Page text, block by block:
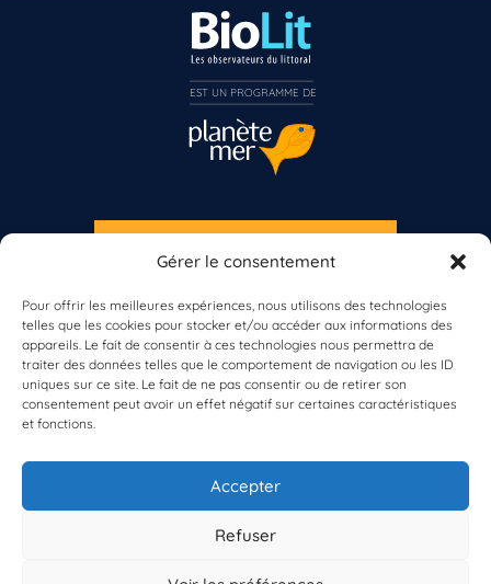
Gérer le consentement
Pour offrir les meilleures expériences, nous utilisons des technologies
telles que les cookies pour stocker et/ou accéder aux informations des
appareils. Le fait de consentir à ces technologies nous permettra de
traiter des données telles que le comportement de navigation ou les ID
uniques sur ce site. Le fait de ne pas consentir ou de retirer son
consentement peut avoir un effet négatif sur certaines caractéristiques
et fonctions.
Accepter
Refuser
À propos de BioLit
Vos données d'observation
Ressources
Résultats du programme
Contacts
S'INSCRIRE À LA NEWSLETTER
Inscrivez-vous dès maintenant